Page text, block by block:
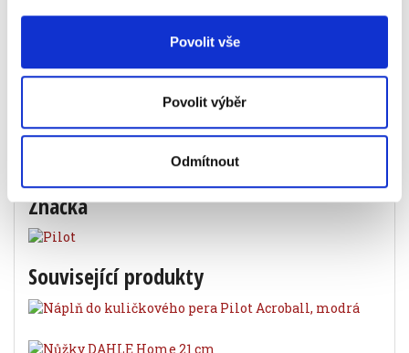
Povolit vše
Povolit výběr
Odmítnout
0,7 mm
šířka stopy
0,28 mm
kuličkové
Značka
Související produkty